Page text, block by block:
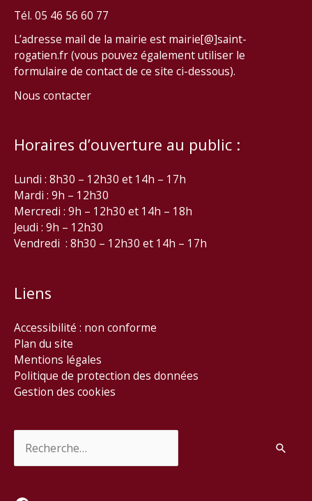
Tél. 05 46 56 60 77
L’adresse mail de la mairie est mairie[@]saint-
rogatien.fr (vous pouvez également utiliser le
formulaire de contact de ce site ci-dessous).
Nous contacter
Horaires d’ouverture au public :
Lundi : 8h30 – 12h30 et 14h – 17h
Mardi : 9h – 12h30
Mercredi : 9h – 12h30 et 14h – 18h
Jeudi : 9h – 12h30
Vendredi : 8h30 – 12h30 et 14h – 17h
Liens
Accessibilité : non conforme
Plan du site
Mentions légales
Politique de protection des données
Gestion des cookies